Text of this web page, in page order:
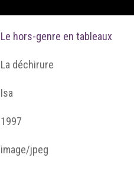
Le hors-genre en tableaux
La déchirure
Isa
1997
image/jpeg